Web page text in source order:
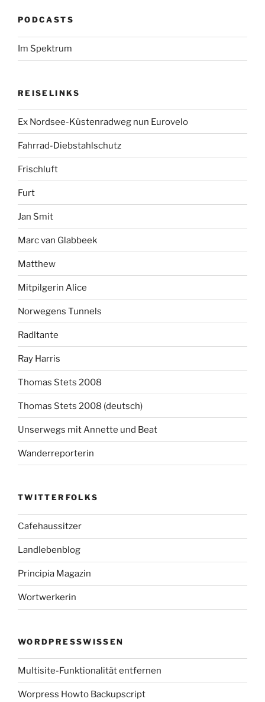
PODCASTS
Im Spektrum
REISELINKS
Ex Nordsee-Küstenradweg nun Eurovelo
Fahrrad-Diebstahlschutz
Frischluft
Furt
Jan Smit
Marc van Glabbeek
Matthew
Mitpilgerin Alice
Norwegens Tunnels
Radltante
Ray Harris
Thomas Stets 2008
Thomas Stets 2008 (deutsch)
Unserwegs mit Annette und Beat
Wanderreporterin
TWITTERFOLKS
Cafehaussitzer
Landlebenblog
Principia Magazin
Wortwerkerin
WORDPRESSWISSEN
Multisite-Funktionalität entfernen
Worpress Howto Backupscript